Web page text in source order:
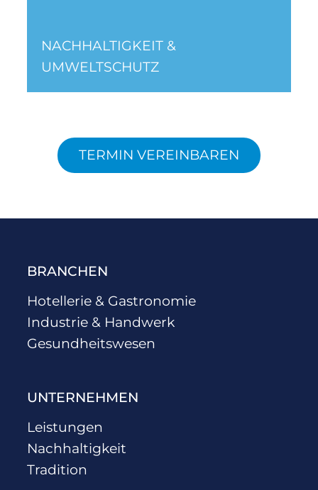
NACHHALTIGKEIT &
UMWELTSCHUTZ
TERMIN VEREINBAREN
BRANCHEN
Hotellerie & Gastronomie
Industrie & Handwerk
Gesundheitswesen
UNTERNEHMEN
Leistungen
Nachhaltigkeit
Tradition